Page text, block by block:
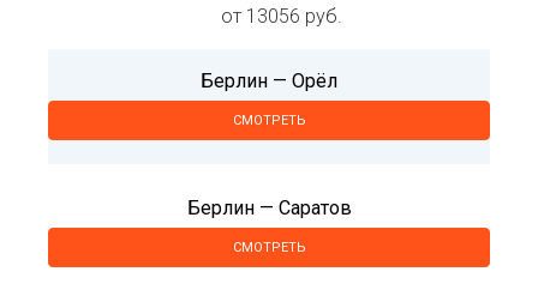
от 13056 руб.
Берлин — Орёл
СМОТРЕТЬ
Берлин — Саратов
СМОТРЕТЬ